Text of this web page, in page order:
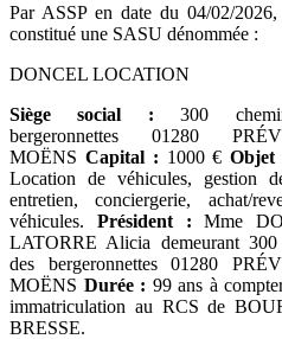
Par ASSP en date du 04/02/
constitué une SASU dénommée :
DONCEL LOCATION
Siège social : 300
bergeronnettes 01280
MOËNS Capital : 1000 €Objet
Location de véhicules, gestion
entretien, conciergerie, achat/
véhicules. Président : Mme
LATORRE Alicia demeurant 300
des bergeronnettes 01280
MOËNS Durée : 99 ans à
immatriculation au RCS de
BRESSE.